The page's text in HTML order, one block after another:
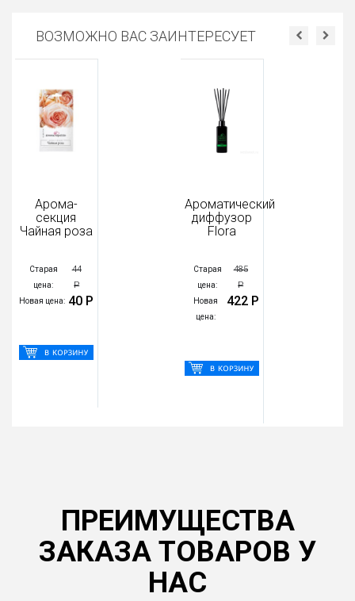
ВОЗМОЖНО ВАС ЗАИНТЕРЕСУЕТ
Арома-
секция
Чайная роза
Старая
цена:
44
Р
Новая цена: 40 Р
Ароматический
диффузор
Flora
Старая
цена:
485
Р
Новая
цена:
422 Р
ПРЕИМУЩЕСТВА
ЗАКАЗА ТОВАРОВ У
НАС